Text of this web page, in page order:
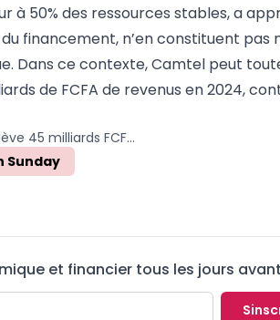
50% des ressources stables, a
financement, n’en constituent pas
ce contexte, Camtel peut
de FCFA de revenus en 2024,
Cameroun : Camtel lève 45 milliards FCFA auprès des banques locales pour étendre son réseau mobile
Sunday
et financier tous les jours avant